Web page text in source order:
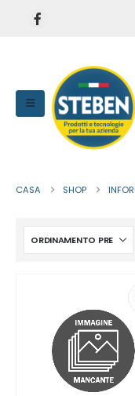
CASA SHOP